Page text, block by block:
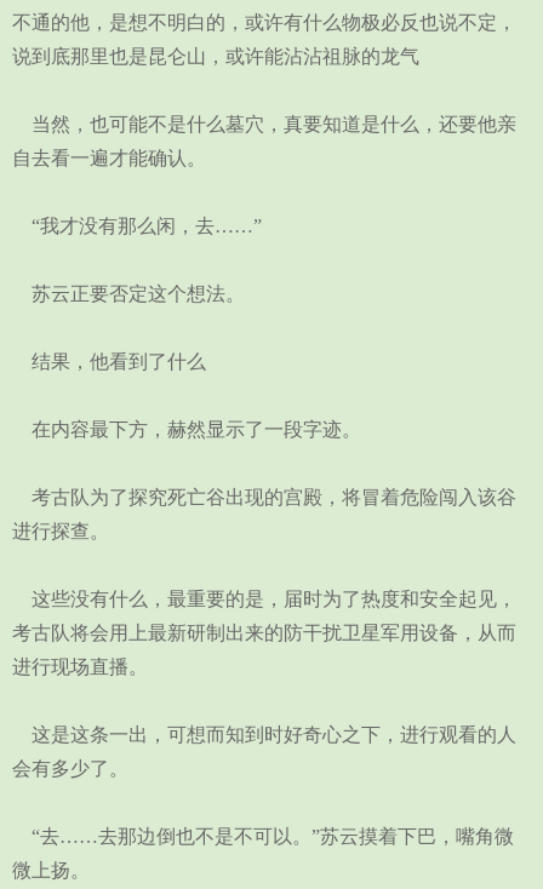
不通的他，是想不明白的，或许有什么物极必反也说不定，
说到底那里也是昆仑山，或许能沾沾祖脉的龙气
当然，也可能不是什么墓穴，真要知道是什么，还要他亲
自去看一遍才能确认。
“我才没有那么闲，去……”
苏云正要否定这个想法。
结果，他看到了什么
在内容最下方，赫然显示了一段字迹。
考古队为了探究死亡谷出现的宫殿，将冒着危险闯入该谷
进行探查。
这些没有什么，最重要的是，届时为了热度和安全起见，
考古队将会用上最新研制出来的防干扰卫星军用设备，从而
进行现场直播。
这是这条一出，可想而知到时好奇心之下，进行观看的人
会有多少了。
“去……去那边倒也不是不可以。”苏云摸着下巴，嘴角微
微上扬。